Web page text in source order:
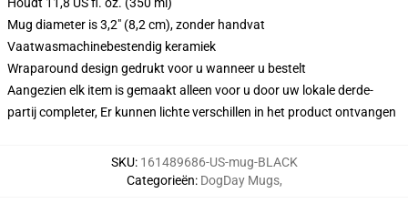
Mug diameter is 3,2" (8,2 cm), zonder handvat
Vaatwasmachinebestendig keramiek
Wraparound design gedrukt voor u wanneer u bestelt
Aangezien elk item is gemaakt alleen voor u door uw lokale derde-
partij completer, Er kunnen lichte verschillen in het product ontvangen
SKU: 161489686-US-mug-BLACK
Categorieën: DogDay Mugs,